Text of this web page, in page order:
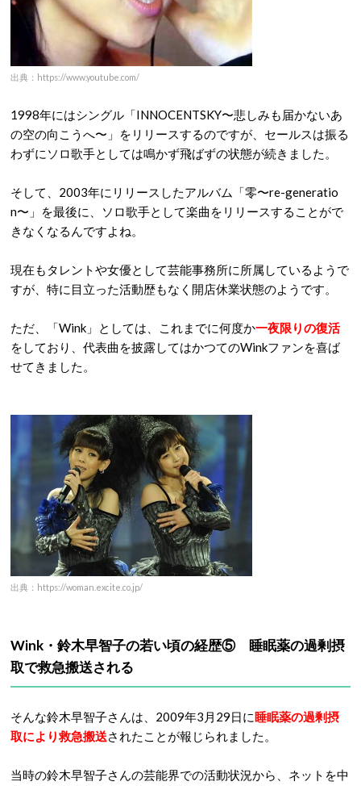
出典：https://www.youtube.com/
1998年にはシングル「INNOCENTSKY〜悲しみも届かないあ
の空の向こうへ〜」をリリースするのですが、セールスは振る
わずにソロ歌手としては鳴かず飛ばずの状態が続きました。
そして、2003年にリリースしたアルバム「零〜re-generatio
n〜」を最後に、ソロ歌手として楽曲をリリースすることがで
きなくなるんですよね。
現在もタレントや女優として芸能事務所に所属しているようで
すが、特に目立った活動歴もなく開店休業状態のようです。
ただ、「Wink」としては、これまでに何度か一夜限りの復活
をしており、代表曲を披露してはかつてのWinkファンを喜ば
せてきました。
出典：https://woman.excite.co.jp/
Wink・鈴木早智子の若い頃の経歴⑤ 睡眠薬の過剰摂
取で救急搬送される
そんな鈴木早智子さんは、2009年3月29日に 睡眠薬の過剰摂
取により救急搬送されたことが報じられました。
当時の鈴木早智子さんの芸能界での活動状況から、ネットを中